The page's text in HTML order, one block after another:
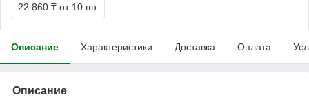
22 860 ₸ от 10 шт.
Описание Характеристики Доставка Оплата
Описание